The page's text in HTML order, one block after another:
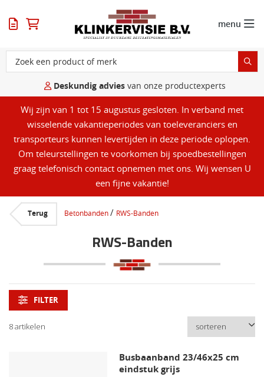
menu
Deskundig advies van onze productexperts
Wij zijn van 1 tot 15 augustus gesloten. In verband met
wisselende vakantieperiodes van toeleveranciers en
transporteurs kunnen levertijden in deze periode oplopen.
Om teleurstellingen te voorkomen bij spoedbestellingen
graag telefonisch contact opnemen met ons. Wij wensen U
een fijne vakantie!
Terug Betonbanden/ RWS-Banden
RWS-Banden
FILTER
8 artikelen
Busbaanband 23/46x25 cm
eindstuk grijs